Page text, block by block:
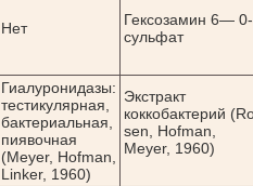
Нет
Гексозамин 6— 0-
сульфат
Гиалуронидазы:
тестикулярная,
бактериальная,
пиявочная
(Meyer, Hofman,
Linker, 1960)
Экстракт
коккобактерий
sen, Hofman,
Meyer, 1960)